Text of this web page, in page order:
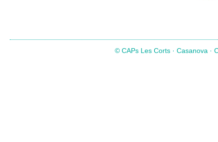
© CAPs Les Corts · Casanova ·